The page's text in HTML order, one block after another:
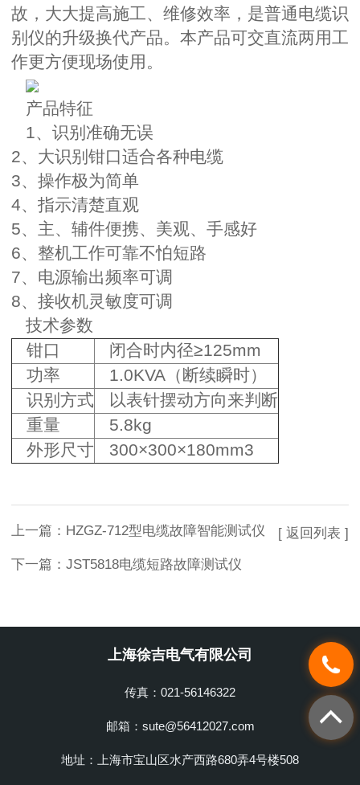
故，大大提高施工、维修效率，是普通电缆识
别仪的升级换代产品。本产品可交直流两用工
作更方便现场使用。
产品特征
1、识别准确无误
2、大识别钳口适合各种电缆
3、操作极为简单
4、指示清楚直观
5、主、辅件便携、美观、手感好
6、整机工作可靠不怕短路
7、电源输出频率可调
8、接收机灵敏度可调
技术参数
钳口
闭合时内径≥125mm
功率
1.0KVA（断续瞬时）
识别方式
以表针摆动方向来判断
重量
5.8kg
外形尺寸
300×300×180mm3
上一篇： HZGZ-712型电缆故障智能测试仪
下一篇： JST5818电缆短路故障测试仪
[ 返回列表 ]
上海徐吉电气有限公司
传真：021-56146322
邮箱：sute@56412027.com
地址：上海市宝山区水产西路680弄4号楼508